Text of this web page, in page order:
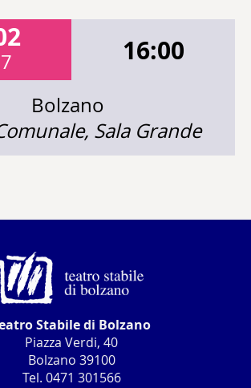
16:00
Bolzano
Sala Grande
Stabile di Bolzano
Piazza Verdi, 40
Bolzano 39100
Tel. 0471 301566